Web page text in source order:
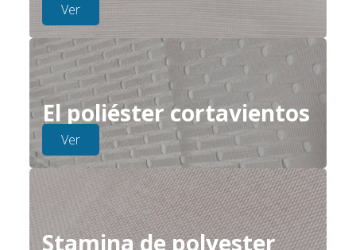
Ver
El poliéster cortavientos
Ver
Stamina de polyester